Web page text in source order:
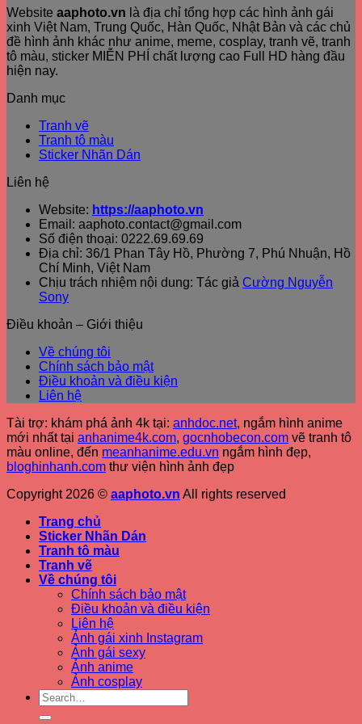
Website aaphoto.vn là địa chỉ tổng hợp các hình ảnh gái
xinh Việt Nam, Trung Quốc, Hàn Quốc, Nhật Bản và các chủ
đề hình ảnh khác như anime, meme, cosplay, tranh vẽ, tranh
tô màu, sticker MIỄN PHÍ chất lượng cao Full HD hàng đầu
hiện nay.
Danh mục
Tranh vẽ
Tranh tô màu
Sticker Nhãn Dán
Liên hệ
Website: https://aaphoto.vn
Email: aaphoto.contact@gmail.com
Số điện thoại: 0222.69.69.69
Địa chỉ: 36/1 Phan Tây Hồ, Phường 7, Phú Nhuận, Hồ
Chí Minh, Việt Nam
Chịu trách nhiệm nội dung: Tác giả Cường Nguyễn
Sony
Điều khoản – Giới thiệu
Về chúng tôi
Chính sách bảo mật
Điều khoản và điều kiện
Liên hệ
Tài trợ: khám phá ảnh 4k tại: anhdoc.net, ngắm hình anime
mới nhất tại anhanime4k.com, gocnhobecon.com vẽ tranh tô
màu online, đến meanhanime.edu.vn ngắm hình đẹp,
bloghinhanh.com thư viện hình ảnh đẹp
Copyright 2026 © aaphoto.vn All rights reserved
Trang chủ
Sticker Nhãn Dán
Tranh tô màu
Tranh vẽ
Về chúng tôi
Chính sách bảo mật
Điều khoản và điều kiện
Liên hệ
Ảnh gái xinh Instagram
Ảnh gái sexy
Ảnh anime
Ảnh cosplay